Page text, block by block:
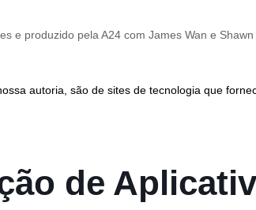
e produzido pela A24 com James Wan e
autoria, são de sites de tecnologia que
de